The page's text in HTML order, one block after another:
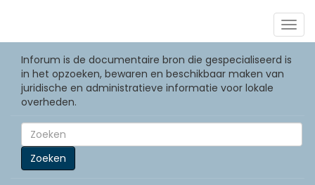
Inforum is de documentaire bron die gespecialiseerd is
in het opzoeken, bewaren en beschikbaar maken van
juridische en administratieve informatie voor lokale
overheden.
Zoeken